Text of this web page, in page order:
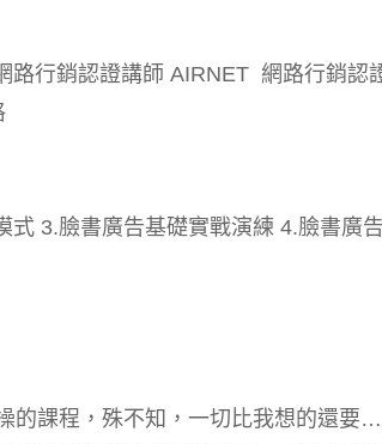
行銷認證講師 AIRNET 網路行銷認
式 3.臉書廣告基礎實戰演練 4.臉書廣
的課程，殊不知，一切比我想的還要…